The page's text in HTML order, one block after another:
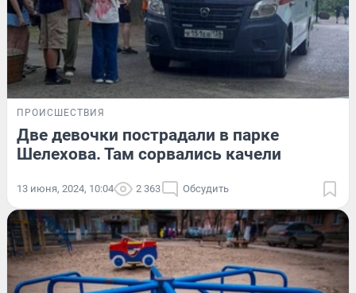
ПРОИСШЕСТВИЯ
Две девочки пострадали в парке
Шелехова. Там сорвались качели
13 июня, 2024, 10:04 2 363 Обсудить